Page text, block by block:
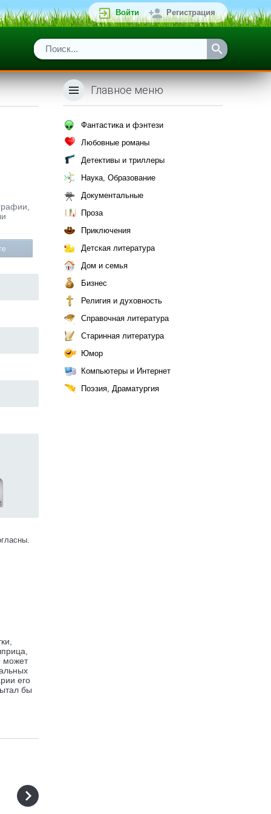
Войти Регистрация
может
его
бы
Главное меню
Фантастика и фэнтези
Любовные романы
Детективы и триллеры
Наука, Образование
Документальные
Проза
Приключения
Детская литература
Дом и семья
Бизнес
Религия и духовность
Справочная литература
Старинная литература
Юмор
Компьютеры и Интернет
Поэзия, Драматургия